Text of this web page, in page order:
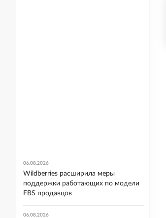
06.08.2026
Wildberries расширила меры
поддержки работающих по модели
FBS продавцов
06.08.2026